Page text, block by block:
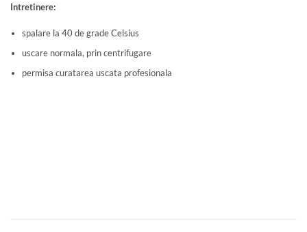
Intretinere:
spalare la 40 de grade Celsius
uscare normala, prin centrifugare
permisa curatarea uscata profesionala